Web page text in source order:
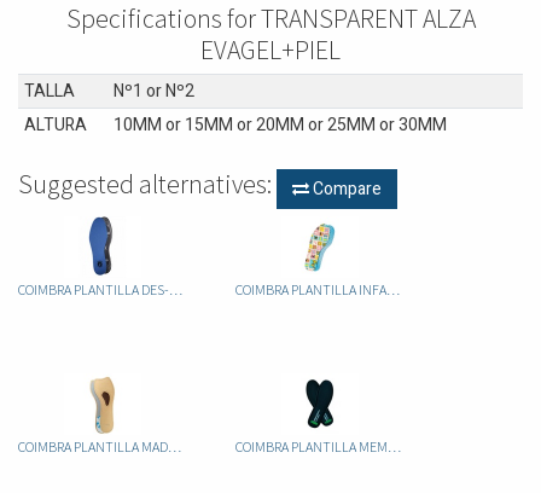
Specifications for TRANSPARENT ALZA
EVAGEL+PIEL
TALLA Nº1 orNº2
ALTURA
10MMor15MMor20MMor25MMor30MM
Suggested alternatives: Compare
COIMBRA PLANTILLA DES-ODOR PLUS (RECORTABLE) COIMBRA PLANTILLA INFANTIL RECORTABLE
COIMBRA PLANTILLA MADAME COIMBRA PLANTILLA MEMORY FOAM